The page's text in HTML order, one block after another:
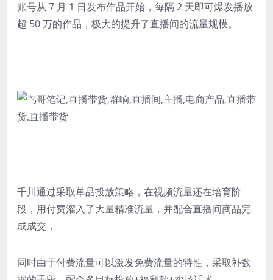
账号从 7 月 1 日发布作品开始，每隔 2 天即可爆发播放
超 50 万的作品，极大的提升了直播间的流量规模。
千川通过采取单品投放策略，在视频流量还在培育阶
段，用付费灌入了大量精准流量，并配合直播间商品完
成成交，
同时由于付费流量可以激发免费流量的特性，采取补数